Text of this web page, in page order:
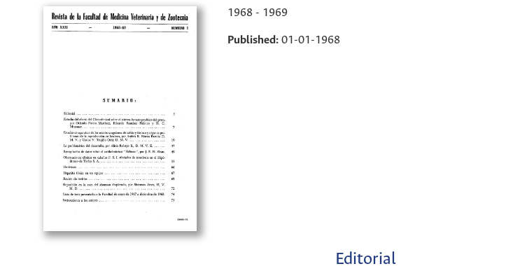
1968 - 1969
Published: 01-01-1968
Editorial